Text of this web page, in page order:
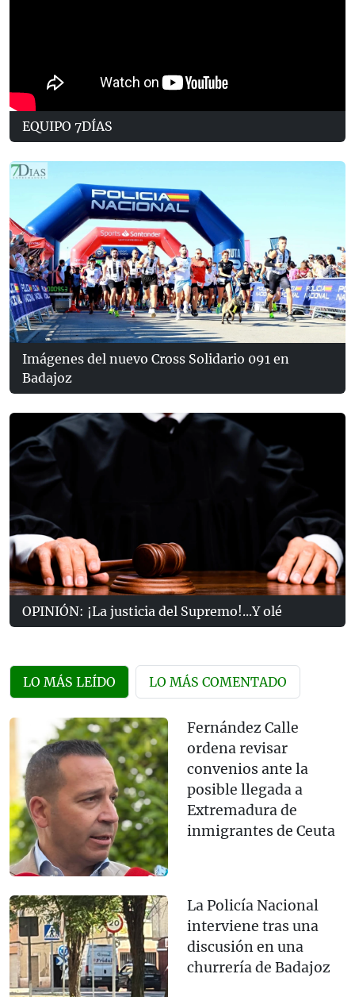
EQUIPO 7DÍAS
Imágenes del nuevo Cross Solidario 091 en
Badajoz
OPINIÓN: ¡La justicia del Supremo!...Y olé
LO MÁS LEÍDO LO MÁS COMENTADO
Fernández Calle
ordena revisar
convenios ante la
posible llegada a
Extremadura de
inmigrantes de Ceuta
La Policía Nacional
interviene tras una
discusión en una
churrería de Badajoz